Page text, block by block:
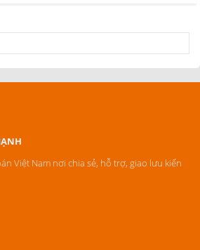
Việt Nam nơi chia sẻ, hỗ trợ, giao lưu kiến